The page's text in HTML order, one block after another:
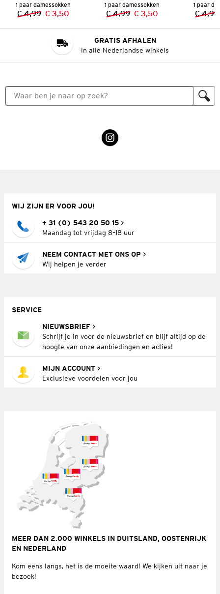
1 paar damessokken
Vorige prijs:
€ 4,99 Nieuwe prijs:
€ 3,50
1 paar damessokken
Vorige prijs:
€ 4,99 Nieuwe prijs:
€ 3,50
1 paar
€ 4,99
GRATIS AFHALEN
in alle Nederlandse winkels
WIJ ZIJN ER VOOR JOU!
+ 31 (0) 543 20 50 15
Maandag tot vrijdag 8–18 uur
NEEM CONTACT MET ONS OP
Wij helpen je verder
SERVICE
NIEUWSBRIEF
Schrijf je in voor de nieuwsbrief en blijf altijd op de
hoogte van onze aanbiedingen en acties!
MIJN ACCOUNT
Exclusieve voordelen voor jou
MEER DAN 2.000 WINKELS IN DUITSLAND, OOSTENRIJK
EN NEDERLAND
Kom eens langs, het is de moeite waard! We kijken uit naar je
bezoek!